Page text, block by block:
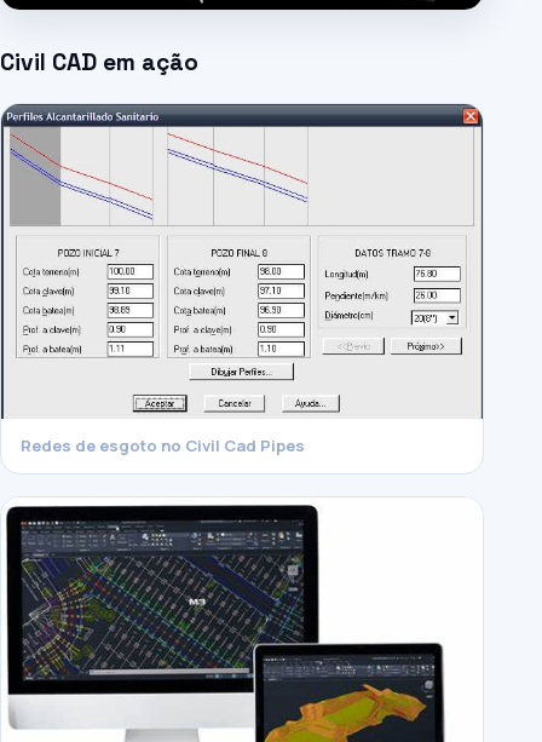
Civil CAD em ação
Redes de esgoto no Civil Cad Pipes